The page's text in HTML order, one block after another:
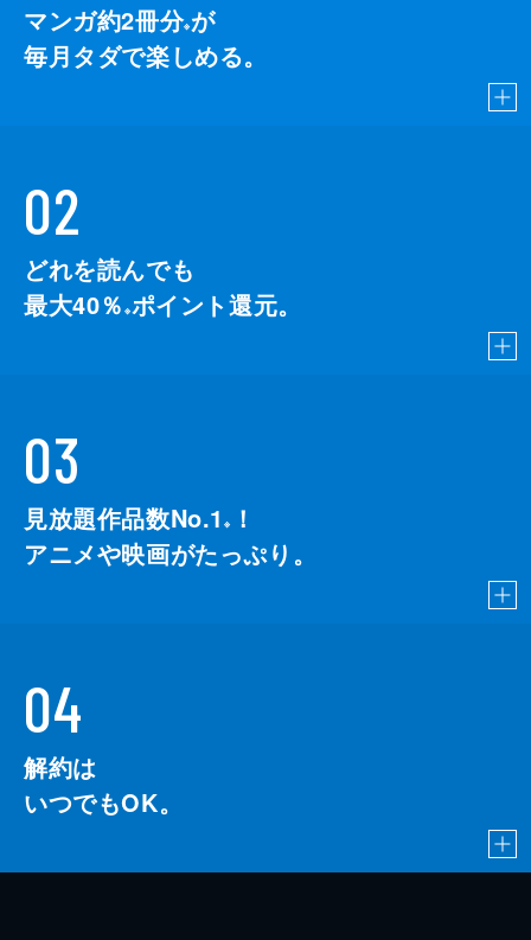
マンガ約2冊分※が
毎月タダで楽しめる。
02
どれを読んでも
最大40％ ※ポイント還元。
03
見放題作品数No.1 ※
！
アニメや映画がたっぷり。
04
解約は
いつでもOK。